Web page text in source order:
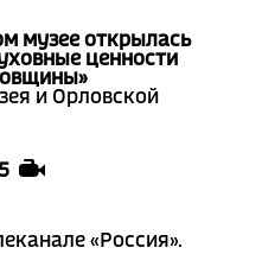
музее открылась
ценности
и Орловской
«Россия».